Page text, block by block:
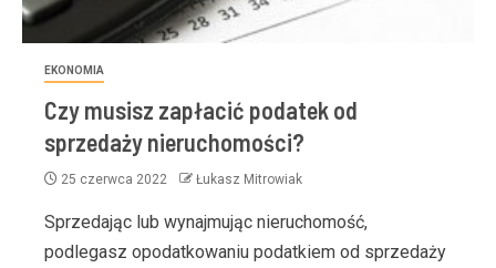
EKONOMIA
Czy musisz zapłacić podatek od
sprzedaży nieruchomości?
25 czerwca 2022 Łukasz Mitrowiak
Sprzedając lub wynajmując nieruchomość,
podlegasz opodatkowaniu podatkiem od sprzedaży